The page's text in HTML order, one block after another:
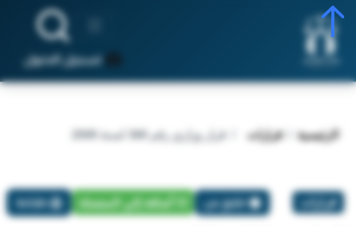
تسجيل الدخول
الرئيسية قرارات قرار وزاري رقم 368 لسنة 2008
قرارات تبليغ عن أضافة إلي المفضلة طباعة